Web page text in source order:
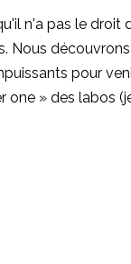
n'a pas le droit
pour
» des labos